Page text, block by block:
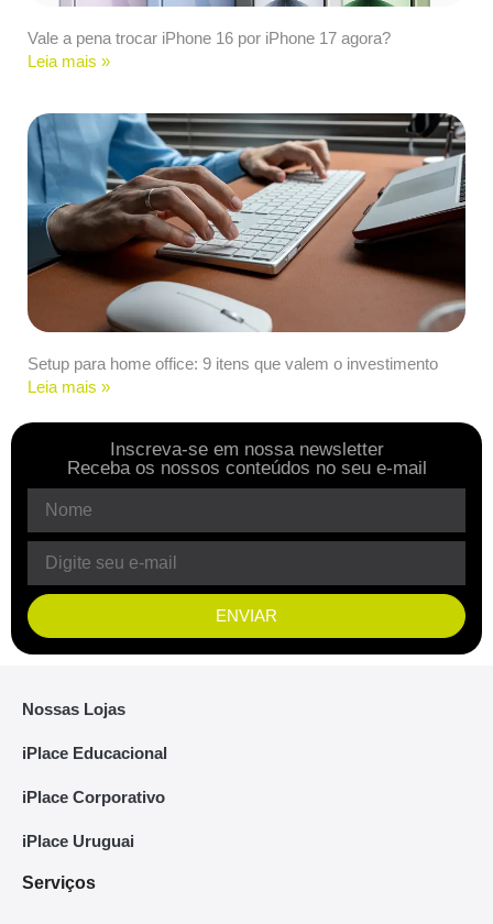
Vale a pena trocar iPhone 16 por iPhone 17 agora?
Leia mais »
Setup para home office: 9 itens que valem o investimento
Leia mais »
Inscreva-se em nossa newsletter
Receba os nossos conteúdos no seu e-mail
ENVIAR
Nossas Lojas
iPlace Educacional
iPlace Corporativo
iPlace Uruguai
Serviços